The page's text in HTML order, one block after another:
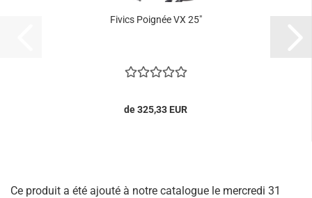
Fivics Poignée VX 25"
de 325,33 EUR
Ce produit a été ajouté à notre catalogue le mercredi 31